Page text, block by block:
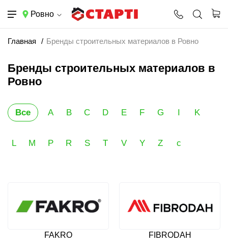
Ровно
Главная Бренды строительных материалов в Ровно
Бренды строительных материалов в
Ровно
Все A B C D E F G I K
L M P R S T V Y Z с
FAKRO FIBRODAH